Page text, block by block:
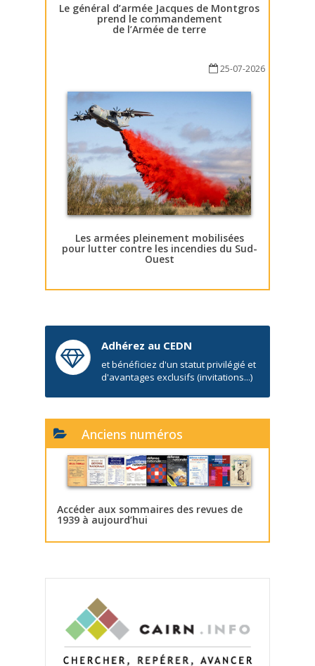
Le général d’armée Jacques de Montgros
prend le commandement
de l’Armée de terre
25-07-2026
Les armées pleinement mobilisées
pour lutter contre les incendies du Sud-
Ouest
Adhérez au CEDN
et bénéficiez d'un statut privilégié et
d'avantages exclusifs (invitations...)
Anciens numéros
Accéder aux sommaires des revues de
1939 à aujourd’hui